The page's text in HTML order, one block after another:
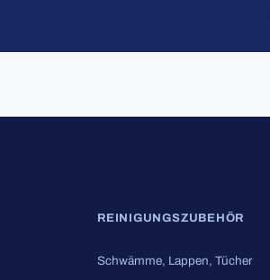
REINIGUNGSZUBEHÖR
Schwämme, Lappen, Tücher